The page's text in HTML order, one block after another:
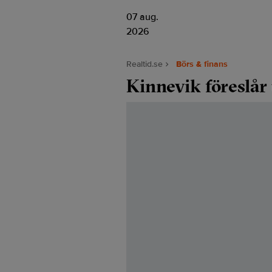
07 aug.
2026
Realtid.se Börs & finans
Kinnevik föreslår